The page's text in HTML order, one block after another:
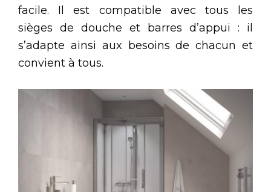
facile. Il est compatible avec tous les
sièges de douche et barres d’appui : il
s’adapte ainsi aux besoins de chacun et
convient à tous.